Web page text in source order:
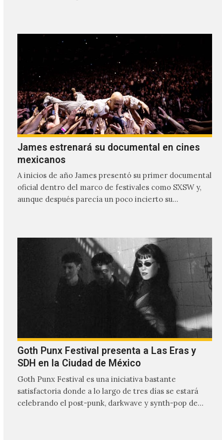
James estrenará su documental en cines
mexicanos
A inicios de año James presentó su primer documental
oficial dentro del marco de festivales como SXSW y,
aunque después parecía un poco incierto su…
Goth Punx Festival presenta a Las Eras y
SDH en la Ciudad de México
Goth Punx Festival es una iniciativa bastante
satisfactoria donde a lo largo de tres días se estará
celebrando el post-punk, darkwave y synth-pop de